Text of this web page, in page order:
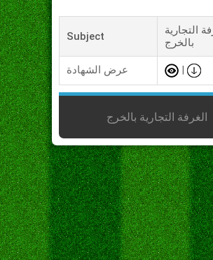
Subject
التجارية
بالخرج
عرض الشهادة
الغرفة التجارية بالخرج